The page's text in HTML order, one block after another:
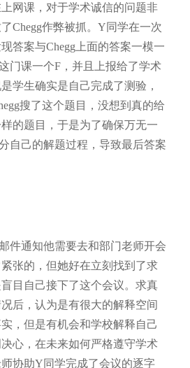
网课，对于学术诚信的问题非
Chegg作弊被抓。Y同学在一次
答案与Chegg上面的答案一模一
门课一个F，并且上报给了学术
学生确实是自己完成了测验，
搜了这个题目，没想到真的给
的题目，于是为了确保万无一
自己的解题过程，导致最后答案
件通知他需要去和部门老师开会
张的，但她好在立刻找到了求
目自己接下了这个会议。求真
后，认为是有很大的解释空间
，但是有机会和学校解释自己
心，在未来如何严格遵守学术
协助Y同学完成了会议的逐字